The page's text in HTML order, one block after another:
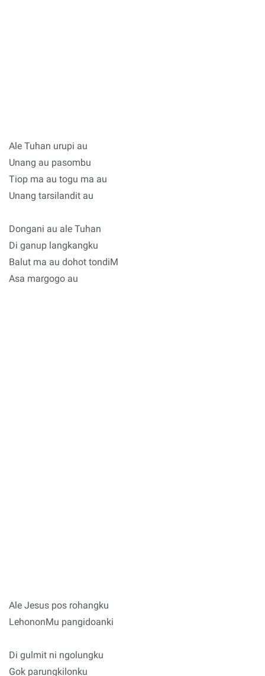
Ale Tuhan urupi au
Unang au pasombu
Tiop ma au togu ma au
Unang tarsilandit au
Dongani au ale Tuhan
Di ganup langkangku
Balut ma au dohot tondiM
Asa margogo au
Ale Jesus pos rohangku
LehononMu pangidoanki
Di gulmit ni ngolungku
Gok parungkilonku